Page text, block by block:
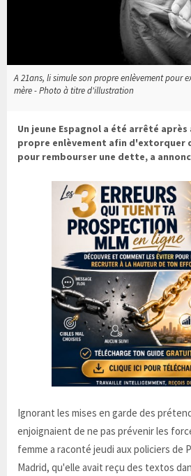
A 21ans, li simule son propre enlèvement pour
mère - Photo à titre d'illustration
Un jeune Espagnol a été arrêté après
propre enlèvement afin d'extorquer
pour rembourser une dette, a
Ignorant les mises en garde des
enjoignaient de ne pas prévenir les
femme a raconté jeudi aux policiers de
Madrid, qu'elle avait reçu des textos